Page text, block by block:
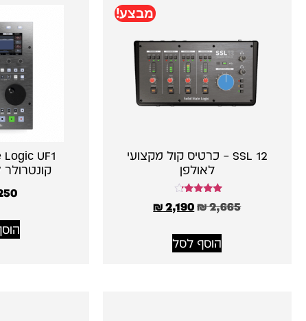
מבצע!
SSL 12 – כרטיס קול מקצועי
לאולפן
4.00
₪2,665
₪2,190
הוסף לסל
קונטרולר DAW מקצועי